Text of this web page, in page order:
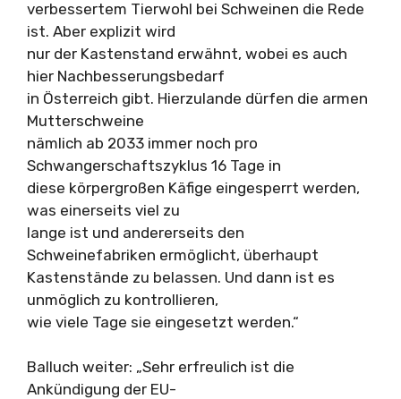
verbessertem Tierwohl bei Schweinen die Rede
ist. Aber explizit wird
nur der Kastenstand erwähnt, wobei es auch
hier Nachbesserungsbedarf
in Österreich gibt. Hierzulande dürfen die armen
Mutterschweine
nämlich ab 2033 immer noch pro
Schwangerschaftszyklus 16 Tage in
diese körpergroßen Käfige eingesperrt werden,
was einerseits viel zu
lange ist und andererseits den
Schweinefabriken ermöglicht, überhaupt
Kastenstände zu belassen. Und dann ist es
unmöglich zu kontrollieren,
wie viele Tage sie eingesetzt werden.“
Balluch weiter: „Sehr erfreulich ist die
Ankündigung der EU-